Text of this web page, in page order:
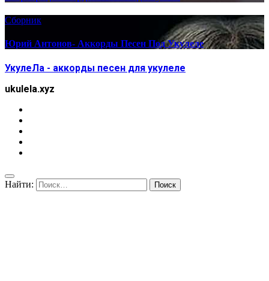
Сборник
Юрий Антонов- Аккорды Песен Под Укулеле
УкулеЛа - аккорды песен для укулеле
ukulela.xyz
Найти: